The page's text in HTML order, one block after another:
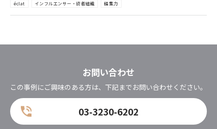
éclat インフルエンサー・読者組織 編集力
お問い合わせ
この事例にご興味のある方は、下記までお問い合わせください。
03-3230-6202